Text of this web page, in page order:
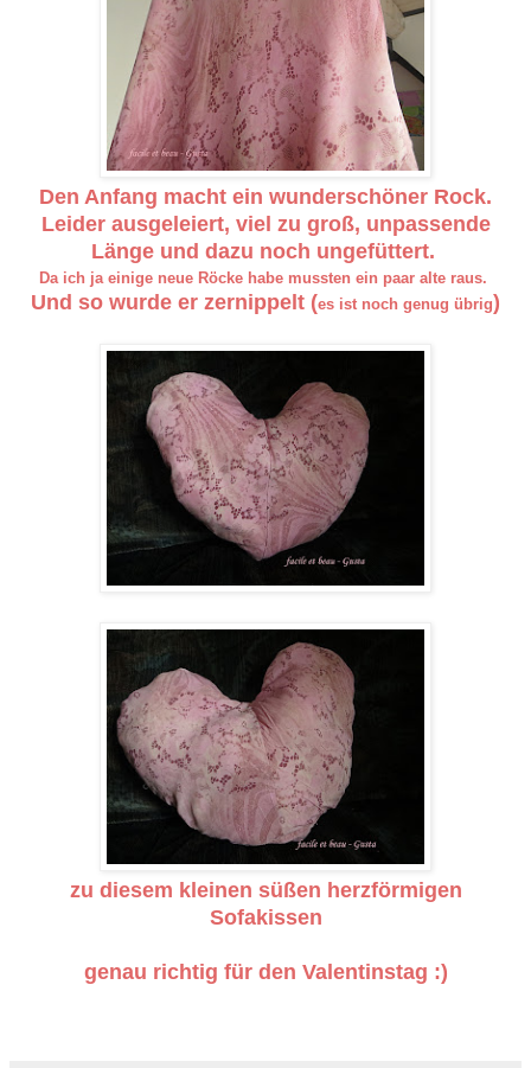
Den Anfang macht ein wunderschöner Rock.
Leider ausgeleiert, viel zu groß, unpassende
Länge und dazu noch ungefüttert.
Da ich ja einige neue Röcke habe mussten ein paar alte raus.
Und so wurde er zernippelt (es ist noch genug übrig)
zu diesem kleinen süßen herzförmigen
Sofakissen
genau richtig für den Valentinstag :)